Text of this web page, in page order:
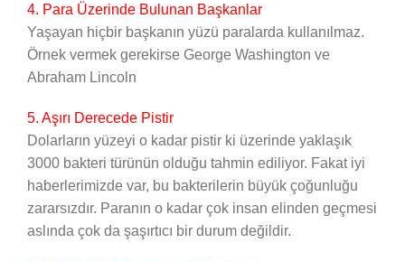
4. Para Üzerinde Bulunan Başkanlar
Yaşayan hiçbir başkanın yüzü paralarda kullanılmaz.
Örnek vermek gerekirse George Washington ve
Abraham Lincoln
5. Aşırı Derecede Pistir
Dolarların yüzeyi o kadar pistir ki üzerinde yaklaşık
3000 bakteri türünün olduğu tahmin ediliyor. Fakat iyi
haberlerimizde var, bu bakterilerin büyük çoğunluğu
zararsızdır. Paranın o kadar çok insan elinden geçmesi
aslında çok da şaşırtıcı bir durum değildir.